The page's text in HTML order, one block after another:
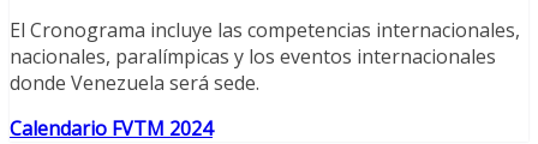
El Cronograma incluye las competencias internacionales,
nacionales, paralímpicas y los eventos internacionales
donde Venezuela será sede.
Calendario FVTM 2024